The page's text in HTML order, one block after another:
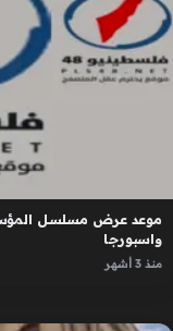
واسبورجا
منذ 3 أشهر